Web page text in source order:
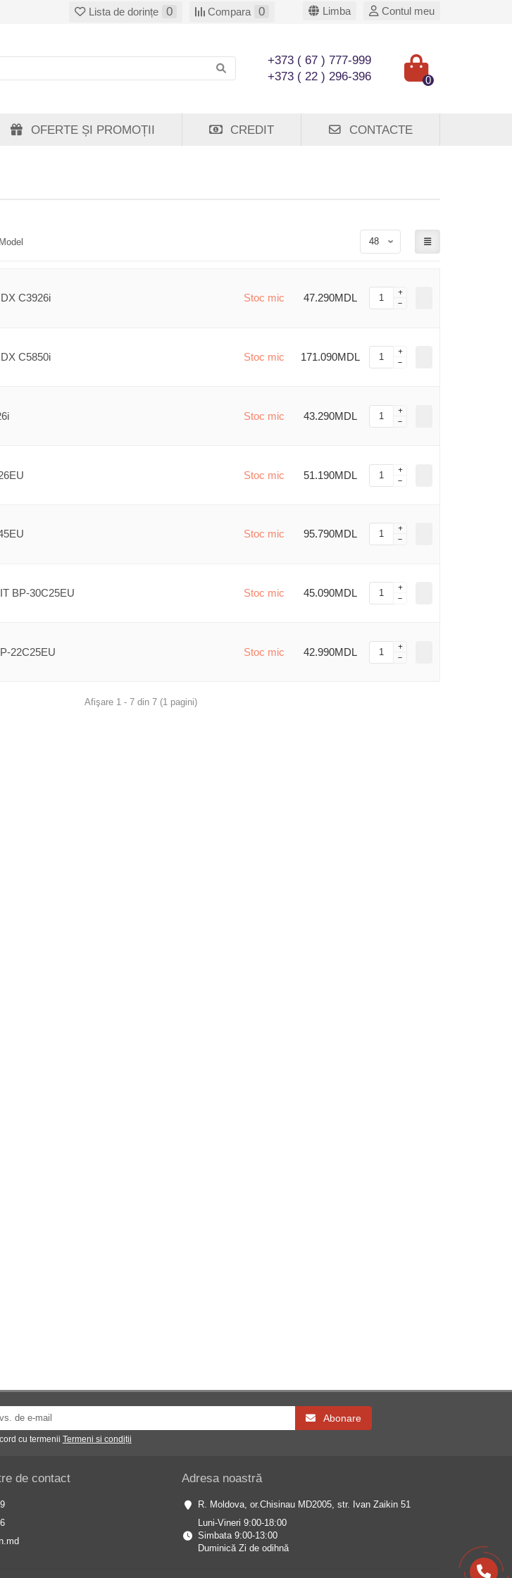
Lista de dorințe 0 Compara 0 Limba Contul meu
+373 ( 67 ) 777-999
+373 ( 22 ) 296-396
0
OFERTE ȘI PROMOȚII CREDIT CONTACTE
Model
C3926i Stoc mic 47.290MDL
C5850i Stoc mic 171.090MDL
Stoc mic 43.290MDL
Stoc mic 51.190MDL
Stoc mic 95.790MDL
BP-30C25EU Stoc mic 45.090MDL
22C25EU Stoc mic 42.990MDL
Afişare 1 - 7 din 7 (1 pagini)
Abonare
cu termenii Termeni si condiții
de contact Adresa noastră
R. Moldova, or.Chisinau MD2005, str. Ivan Zaikin 51
Luni-Vineri 9:00-18:00
Simbata 9:00-13:00
Duminică Zi de odihnă